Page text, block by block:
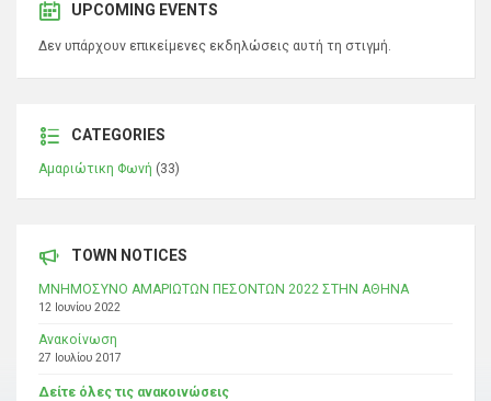
UPCOMING EVENTS
Δεν υπάρχουν επικείμενες εκδηλώσεις αυτή τη στιγμή.
CATEGORIES
Αμαριώτικη Φωνή (33)
TOWN NOTICES
ΜΝΗΜΟΣΥΝΟ ΑΜΑΡΙΩΤΩΝ ΠΕΣΟΝΤΩΝ 2022 ΣΤΗΝ ΑΘΗΝΑ
12 Ιουνίου 2022
Ανακοίνωση
27 Ιουλίου 2017
Δείτε όλες τις ανακοινώσεις